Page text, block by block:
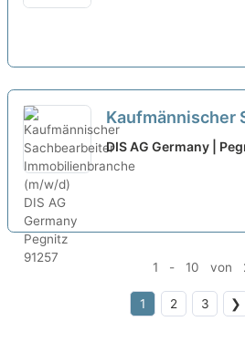
Kaufmännischer
DIS AG Germany |
1 - 10 von
1 2 3 ❯